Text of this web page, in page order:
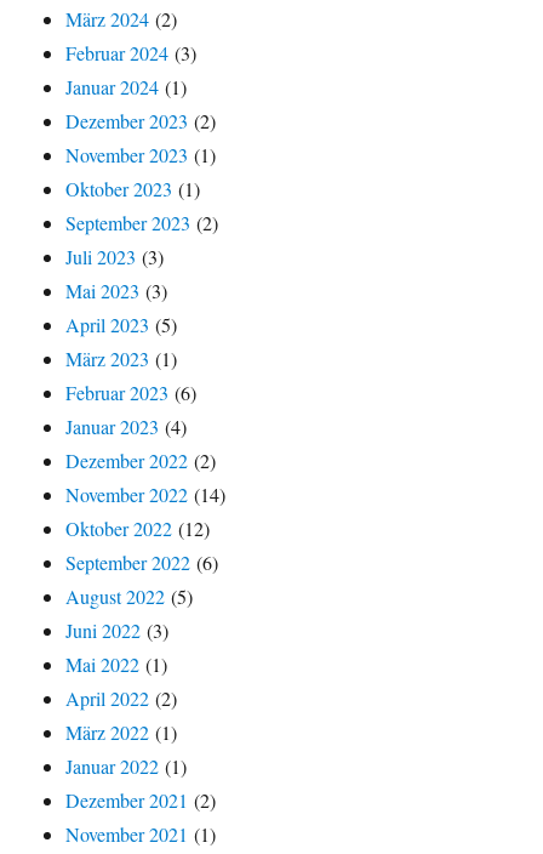
März 2024 (2)
Februar 2024 (3)
Januar 2024 (1)
Dezember 2023 (2)
November 2023 (1)
Oktober 2023 (1)
September 2023 (2)
Juli 2023 (3)
Mai 2023 (3)
April 2023 (5)
März 2023 (1)
Februar 2023 (6)
Januar 2023 (4)
Dezember 2022 (2)
November 2022 (14)
Oktober 2022 (12)
September 2022 (6)
August 2022 (5)
Juni 2022 (3)
Mai 2022 (1)
April 2022 (2)
März 2022 (1)
Januar 2022 (1)
Dezember 2021 (2)
November 2021 (1)